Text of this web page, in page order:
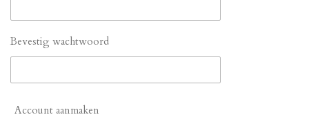
Bevestig wachtwoord
Account aanmaken